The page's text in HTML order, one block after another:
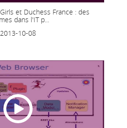
et Duchess France : des
dans l'IT p...
2013-10-08